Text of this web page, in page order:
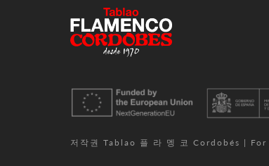
저작권 Tablao 플 라 멩 코 Cordobés |